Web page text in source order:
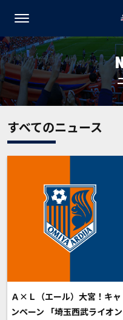
すべてのニュース
Ａ×Ｌ（エール）大宮！キャ
ンペーン 「埼玉西武ライオン